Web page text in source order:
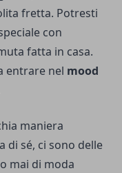
fretta. Potresti
con
fatta in casa.
entrare nel mood
maniera
di sé, ci sono delle
mai di moda